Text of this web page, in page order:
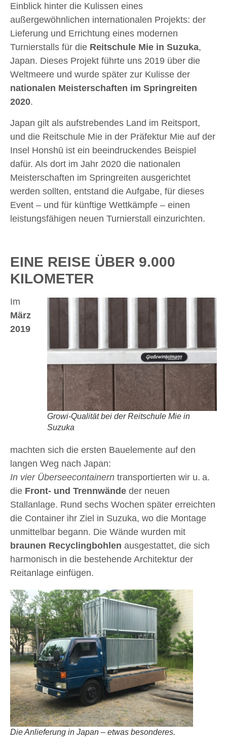
Einblick hinter die Kulissen eines
außergewöhnlichen internationalen Projekts: der
Lieferung und Errichtung eines modernen
Turnierstalls für die Reitschule Mie in Suzuka,
Japan. Dieses Projekt führte uns 2019 über die
Weltmeere und wurde später zur Kulisse der
nationalen Meisterschaften im Springreiten
2020.
Japan gilt als aufstrebendes Land im Reitsport,
und die Reitschule Mie in der Präfektur Mie auf der
Insel Honshū ist ein beeindruckendes Beispiel
dafür. Als dort im Jahr 2020 die nationalen
Meisterschaften im Springreiten ausgerichtet
werden sollten, entstand die Aufgabe, für dieses
Event – und für künftige Wettkämpfe – einen
leistungsfähigen neuen Turnierstall einzurichten.
EINE REISE ÜBER 9.000
KILOMETER
Growi-Qualität bei der Reitschule Mie in
Suzuka
Im
März
2019
machten sich die ersten Bauelemente auf den
langen Weg nach Japan:
In vier Überseecontainern transportierten wir u. a.
die Front- und Trennwände der neuen
Stallanlage. Rund sechs Wochen später erreichten
die Container ihr Ziel in Suzuka, wo die Montage
unmittelbar begann. Die Wände wurden mit
braunen Recyclingbohlen ausgestattet, die sich
harmonisch in die bestehende Architektur der
Reitanlage einfügen.
Die Anlieferung in Japan – etwas besonderes.